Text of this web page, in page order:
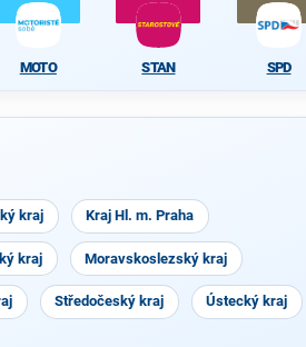
MOTO STAN SPD
kraj Kraj Hl. m. Praha
kraj Moravskoslezský kraj
Středočeský kraj Ústecký kraj